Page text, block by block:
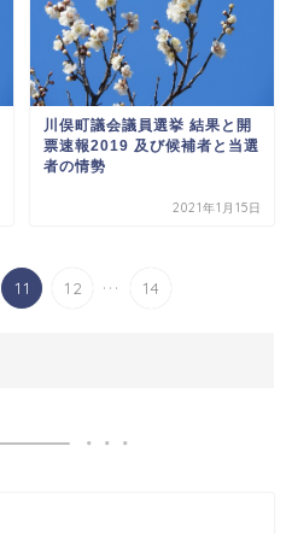
川俣町議会議員選挙 結果と開
票速報2019 及び候補者と当選
者の情勢
2021年1月15日
11 12 ... 14